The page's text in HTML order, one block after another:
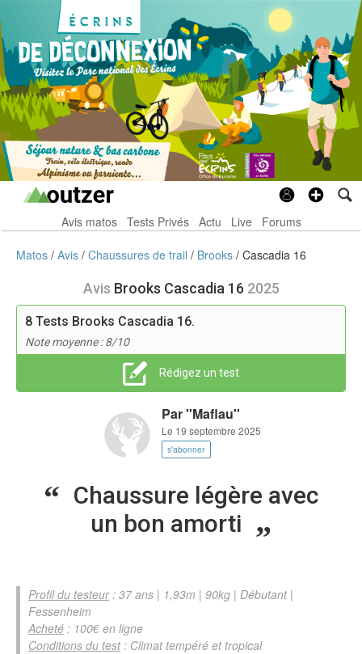
Avis matos Tests Privés Actu Live Forums
Matos Avis Chaussures de trail Brooks Cascadia 16
Avis Brooks Cascadia 16 2025
8 Tests Brooks Cascadia 16.
Note moyenne : 8/10
Rédigez un test
Par''Maflau''
Le 19 septembre 2025
s'abonner
Chaussure légère avec
un bon amorti
Profil du testeur: 37 ans | 1,93m | 90kg | Débutant |
Fessenheim
Acheté : 100€ en ligne
Conditions du test: Climat tempéré et tropical